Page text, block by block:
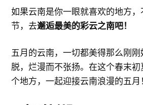
如果云南是你一眼就喜欢的地方
节，去邂逅最美的彩云之南吧！
五月的云南，一切都美得那么刚
脱，烂漫而不张扬。在这个春末
个地方，一起迎接云南浪漫的五月